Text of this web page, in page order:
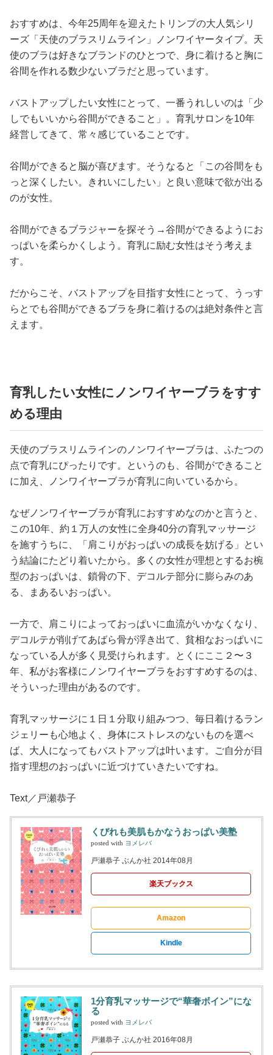
おすすめは、今年25周年を迎えたトリンプの大人気シリ
ーズ「天使のブラスリムライン」ノンワイヤータイプ。天
使のブラは好きなブランドのひとつで、身に着けると胸に
谷間を作れる数少ないブラだと思っています。
バストアップしたい女性にとって、一番うれしいのは「少
しでもいいから谷間ができること」。育乳サロンを10年
経営してきて、常々感じていることです。
谷間ができると脳が喜びます。そうなると「この谷間をも
っと深くしたい。きれいにしたい」と良い意味で欲が出る
のが女性。
谷間ができるブラジャーを探そう→谷間ができるようにお
っぱいを柔らかくしよう。育乳に励む女性はそう考えま
す。
だからこそ、バストアップを目指す女性にとって、うっす
らとでも谷間ができるブラを身に着けるのは絶対条件と言
えます。
育乳したい女性にノンワイヤーブラをすす
める理由
天使のブラスリムラインのノンワイヤーブラは、ふたつの
点で育乳にぴったりです。というのも、谷間ができること
に加え、ノンワイヤーブラが育乳に向いているから。
なぜノンワイヤーブラが育乳におすすめなのかと言うと、
この10年、約１万人の女性に全身40分の育乳マッサージ
を施すうちに、「肩こりがおっぱいの成長を妨げる」とい
う結論にたどり着いたから。多くの女性が理想とするお椀
型のおっぱいは、鎖骨の下、デコルテ部分に膨らみのあ
る、まあるいおっぱい。
一方で、肩こりによっておっぱいに血流がいかなくなり、
デコルテが削げてあばら骨が浮き出て、貧相なおっぱいに
なっている人が多く見受けられます。とくにここ２〜３
年、私がお客様にノンワイヤーブラをおすすめするのは、
そういった理由があるのです。
育乳マッサージに１日１分取り組みつつ、毎日着けるラン
ジェリーも心地よく、身体にストレスのないものを選べ
ば、大人になってもバストアップは叶います。ご自分が目
指す理想のおっぱいに近づけていきたいですね。
Text／戸瀬恭子
くびれも美肌もかなうおっぱい美塾
posted with ヨメレバ
戸瀬恭子 ぶんか社 2014年08月
楽天ブックス
Amazon
Kindle
1分育乳マッサージで“華奢ボイン”にな
る
posted with ヨメレバ
戸瀬恭子 ぶんか社 2016年08月